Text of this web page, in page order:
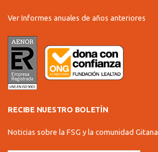
Ver Informes anuales de años anteriores
RECIBE NUESTRO BOLETÍN
Noticias sobre la FSG y la comunidad Gitana